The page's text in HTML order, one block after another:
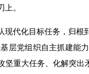
。
代化目标任务，归根
层党组织自主抓建能
重大任务、化解突